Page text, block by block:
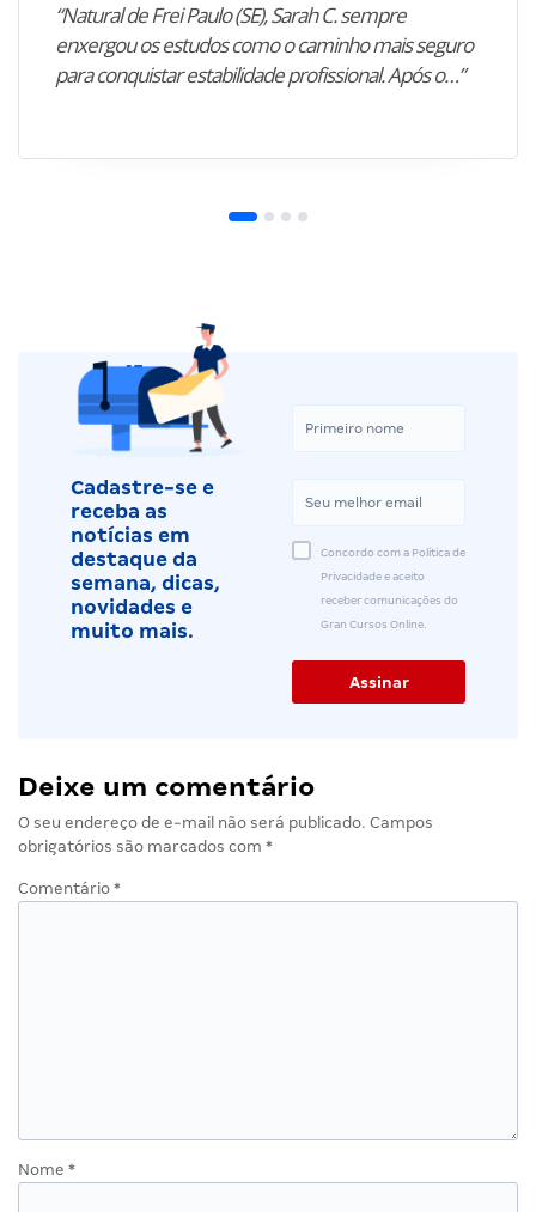
“Natural de Frei Paulo (SE), Sarah C. sempre
enxergou os estudos como o caminho mais seguro
para conquistar estabilidade profissional. Após o…”
Cadastre-se e
receba as
notícias em
destaque da
semana, dicas,
novidades e
muito mais.
Concordo com a Política de
Privacidade e aceito
receber comunicações do
Gran Cursos Online.
Deixe um comentário
O seu endereço de e-mail não será publicado. Campos
obrigatórios são marcados com *
Comentário *
Nome *